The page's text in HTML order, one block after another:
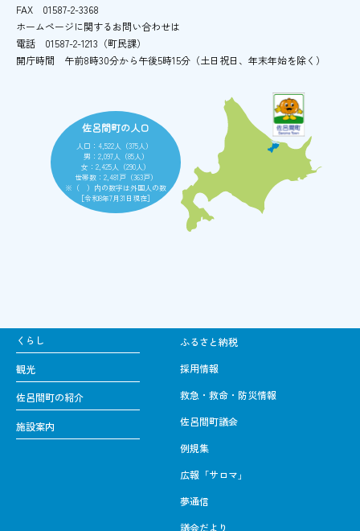
FAX
01587-2-3368
ホームページに関するお問い合わせは
電話
01587-2-1213（町民課）
開庁時間
午前8時30分から午後5時15分 （土日祝日、年末年始を除く）
佐呂間町の人口
人口：4,522人（375人）
男：2,097人（85人）
女：2,425人（290人）
世帯数：2,481戸（363戸）
※（ ）内の数字は外国人の数
［令和8年7月31日現在］
くらし
観光
佐呂間町の紹介
施設案内
ふるさと納税
採用情報
救急・救命・防災情報
佐呂間町議会
例規集
広報「サロマ」
夢通信
議会だより